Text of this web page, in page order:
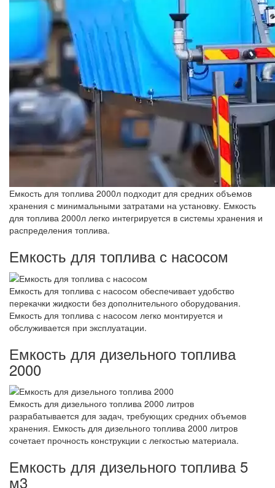
Емкость для топлива 2000л подходит для средних объемов
хранения с минимальными затратами на установку. Емкость
для топлива 2000л легко интегрируется в системы хранения и
распределения топлива.
Емкость для топлива с насосом
Емкость для топлива с насосом обеспечивает удобство
перекачки жидкости без дополнительного оборудования.
Емкость для топлива с насосом легко монтируется и
обслуживается при эксплуатации.
Емкость для дизельного топлива
2000
Емкость для дизельного топлива 2000 литров
разрабатывается для задач, требующих средних объемов
хранения. Емкость для дизельного топлива 2000 литров
сочетает прочность конструкции с легкостью материала.
Емкость для дизельного топлива 5
м3